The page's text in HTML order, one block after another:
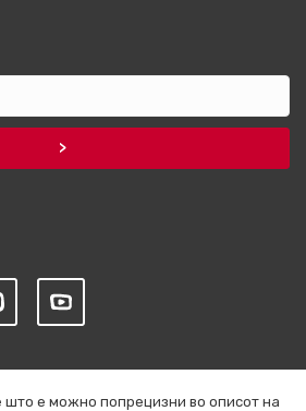
што е можно попрецизни во описот на